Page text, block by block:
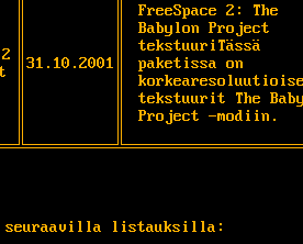
31.10.2001
FreeSpace 2: The
Babylon Project
tekstuuriTässä
paketissa on
tekstuurit The
Project -modiin.
seuraavilla listauksilla: